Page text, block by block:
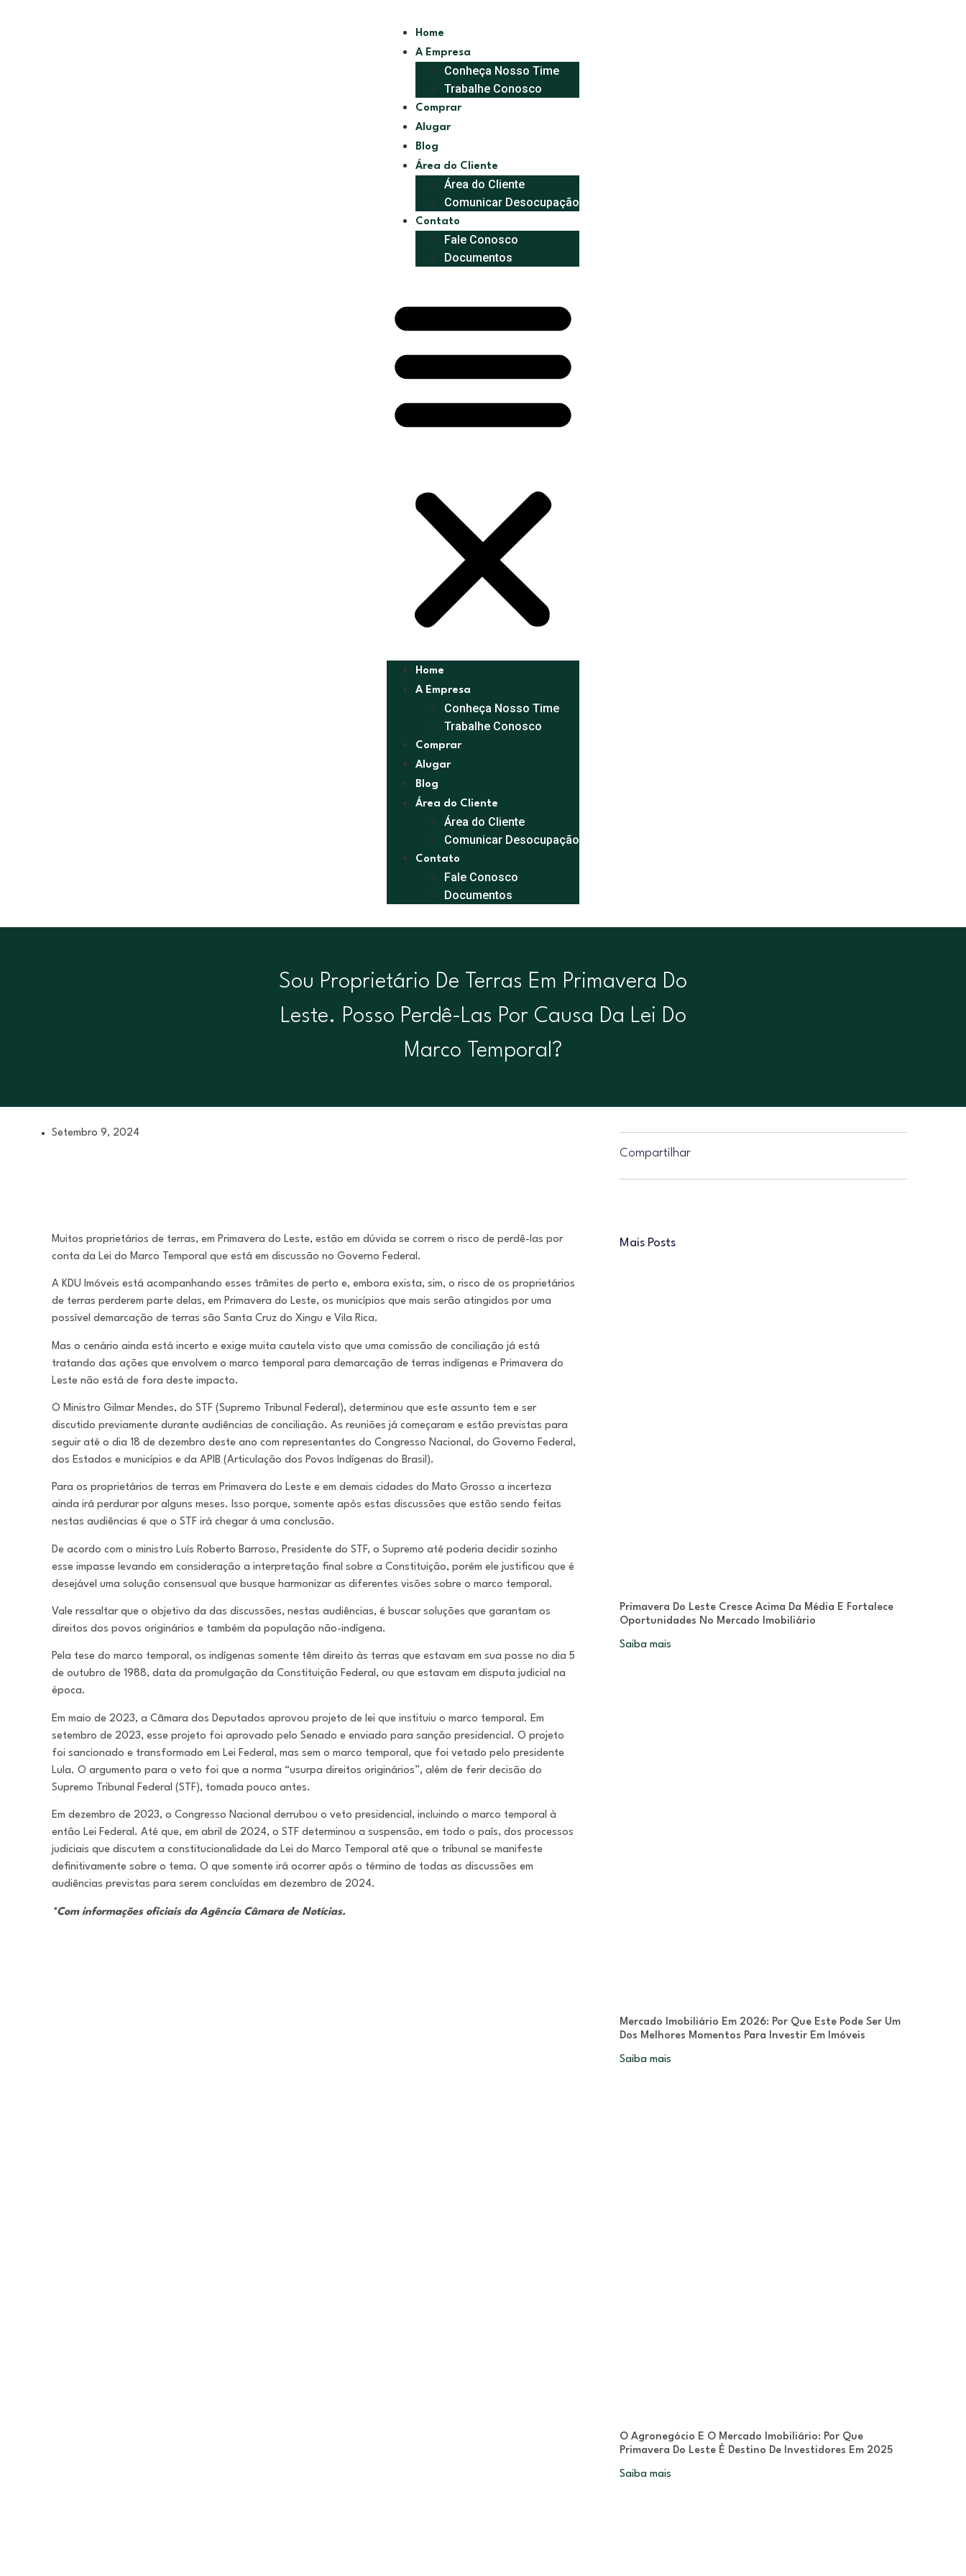
Home
A Empresa
Conheça Nosso Time
Trabalhe Conosco
Comprar
Alugar
Blog
Área do Cliente
Área do Cliente
Comunicar Desocupação
Contato
Fale Conosco
Documentos
Home
A Empresa
Conheça Nosso Time
Trabalhe Conosco
Comprar
Alugar
Blog
Área do Cliente
Área do Cliente
Comunicar Desocupação
Contato
Fale Conosco
Documentos
Sou Proprietário De Terras Em Primavera Do
Leste. Posso Perdê-Las Por Causa Da Lei Do
Marco Temporal?
Setembro 9, 2024
Muitos proprietários de terras, em Primavera do Leste, estão em dúvida se correm o risco de perdê-las por
conta da Lei do Marco Temporal que está em discussão no Governo Federal.
A KDU Imóveis está acompanhando esses trâmites de perto e, embora exista, sim, o risco de os proprietários
de terras perderem parte delas, em Primavera do Leste, os municípios que mais serão atingidos por uma
possível demarcação de terras são Santa Cruz do Xingu e Vila Rica.
Mas o cenário ainda está incerto e exige muita cautela visto que uma comissão de conciliação já está
tratando das ações que envolvem o marco temporal para demarcação de terras indígenas e Primavera do
Leste não está de fora deste impacto.
O Ministro Gilmar Mendes, do STF (Supremo Tribunal Federal), determinou que este assunto tem e ser
discutido previamente durante audiências de conciliação. As reuniões já começaram e estão previstas para
seguir até o dia 18 de dezembro deste ano com representantes do Congresso Nacional, do Governo Federal,
dos Estados e municípios e da APIB (Articulação dos Povos Indígenas do Brasil).
Para os proprietários de terras em Primavera do Leste e em demais cidades do Mato Grosso a incerteza
ainda irá perdurar por alguns meses. Isso porque, somente após estas discussões que estão sendo feitas
nestas audiências é que o STF irá chegar á uma conclusão.
De acordo com o ministro Luís Roberto Barroso, Presidente do STF, o Supremo até poderia decidir sozinho
esse impasse levando em consideração a interpretação final sobre a Constituição, porém ele justificou que é
desejável uma solução consensual que busque harmonizar as diferentes visões sobre o marco temporal.
Vale ressaltar que o objetivo da das discussões, nestas audiências, é buscar soluções que garantam os
direitos dos povos originários e também da população não-indígena.
Pela tese do marco temporal, os indígenas somente têm direito às terras que estavam em sua posse no dia 5
de outubro de 1988, data da promulgação da Constituição Federal, ou que estavam em disputa judicial na
época.
Em maio de 2023, a Câmara dos Deputados aprovou projeto de lei que instituiu o marco temporal. Em
setembro de 2023, esse projeto foi aprovado pelo Senado e enviado para sanção presidencial. O projeto
foi sancionado e transformado em Lei Federal, mas sem o marco temporal, que foi vetado pelo presidente
Lula. O argumento para o veto foi que a norma “usurpa direitos originários”, além de ferir decisão do
Supremo Tribunal Federal (STF), tomada pouco antes.
Em dezembro de 2023, o Congresso Nacional derrubou o veto presidencial, incluindo o marco temporal à
então Lei Federal. Até que, em abril de 2024, o STF determinou a suspensão, em todo o país, dos processos
judiciais que discutem a constitucionalidade da Lei do Marco Temporal até que o tribunal se manifeste
definitivamente sobre o tema. O que somente irá ocorrer após o término de todas as discussões em
audiências previstas para serem concluídas em dezembro de 2024.
*Com informações oficiais da Agência Câmara de Notícias.
Compartilhar
Mais Posts
Primavera Do Leste Cresce Acima Da Média E Fortalece
Oportunidades No Mercado Imobiliário
Saiba mais
Mercado Imobiliário Em 2026: Por Que Este Pode Ser Um
Dos Melhores Momentos Para Investir Em Imóveis
Saiba mais
O Agronegócio E O Mercado Imobiliário: Por Que
Primavera Do Leste É Destino De Investidores Em 2025
Saiba mais